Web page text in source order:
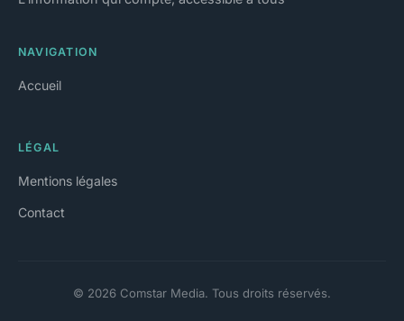
NAVIGATION
Accueil
LÉGAL
Mentions légales
Contact
© 2026 Comstar Media. Tous droits réservés.